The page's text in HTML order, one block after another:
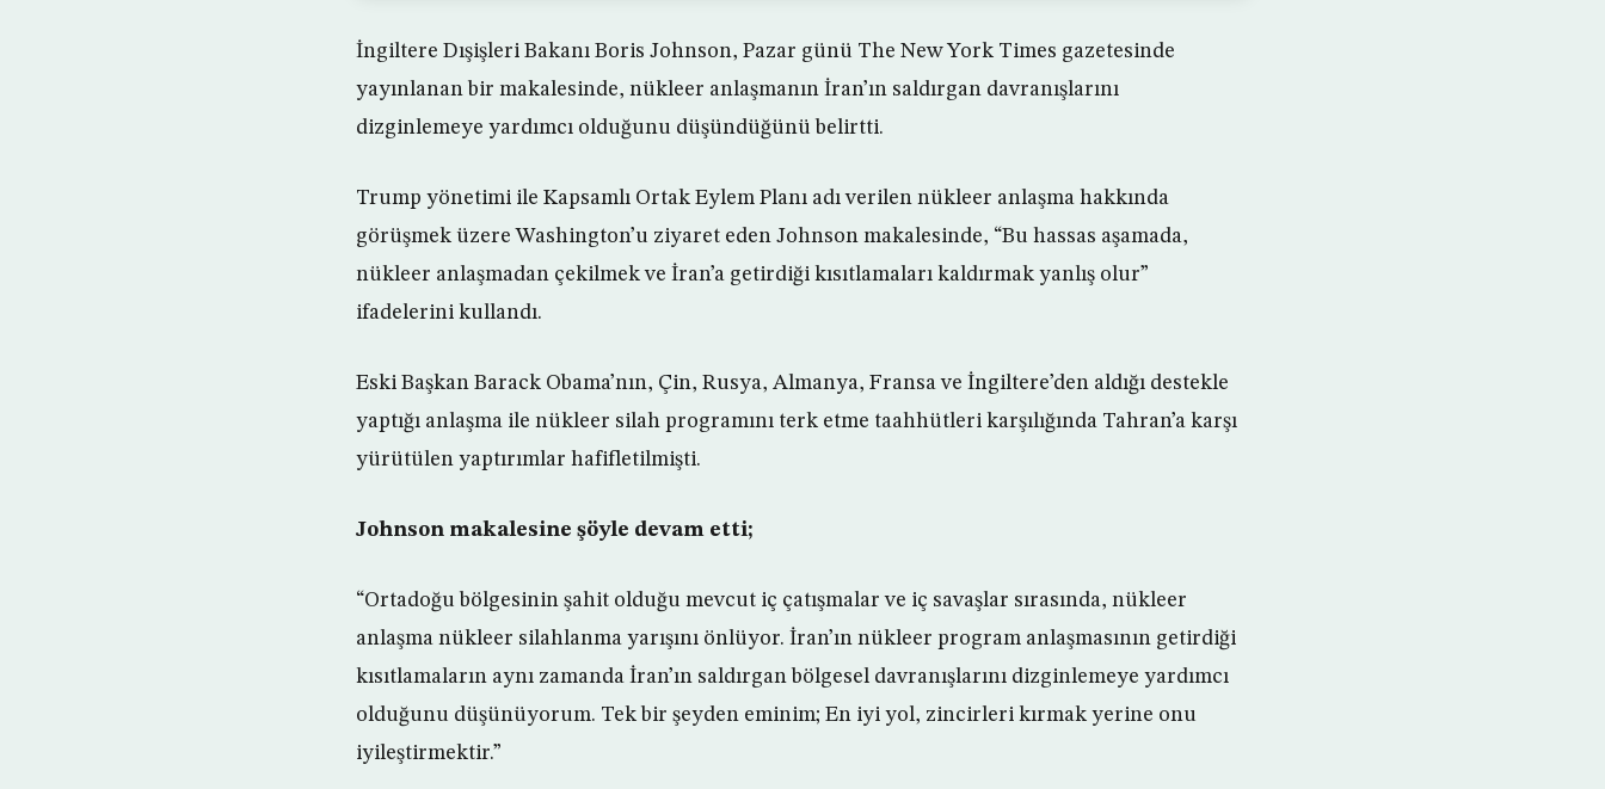
İngiltere Dışişleri Bakanı Boris Johnson, Pazar günü The New York Times gazetesinde
yayınlanan bir makalesinde, nükleer anlaşmanın İran’ın saldırgan davranışlarını
dizginlemeye yardımcı olduğunu düşündüğünü belirtti.
Trump yönetimi ile Kapsamlı Ortak Eylem Planı adı verilen nükleer anlaşma hakkında
görüşmek üzere Washington’u ziyaret eden Johnson makalesinde, “Bu hassas aşamada,
nükleer anlaşmadan çekilmek ve İran’a getirdiği kısıtlamaları kaldırmak yanlış olur”
ifadelerini kullandı.
Eski Başkan Barack Obama’nın, Çin, Rusya, Almanya, Fransa ve İngiltere’den aldığı destekle
yaptığı anlaşma ile nükleer silah programını terk etme taahhütleri karşılığında Tahran’a karşı
yürütülen yaptırımlar hafifletilmişti.
Johnson makalesine şöyle devam etti;
“Ortadoğu bölgesinin şahit olduğu mevcut iç çatışmalar ve iç savaşlar sırasında, nükleer
anlaşma nükleer silahlanma yarışını önlüyor. İran’ın nükleer program anlaşmasının getirdiği
kısıtlamaların aynı zamanda İran’ın saldırgan bölgesel davranışlarını dizginlemeye yardımcı
olduğunu düşünüyorum. Tek bir şeyden eminim; En iyi yol, zincirleri kırmak yerine onu
iyileştirmektir.”